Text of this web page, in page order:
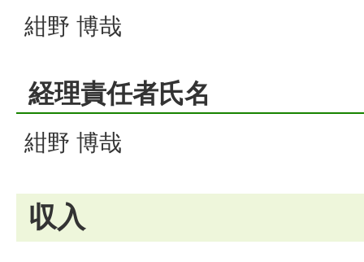
紺野 博哉
経理責任者氏名
紺野 博哉
収入